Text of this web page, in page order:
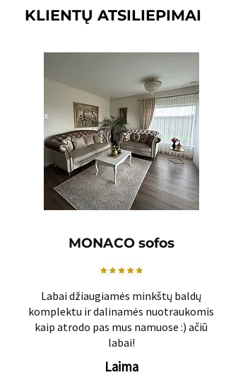
KLIENTŲ ATSILIEPIMAI
MONACO sofos
Labai džiaugiamės minkštų baldų
komplektu ir dalinamės nuotraukomis
kaip atrodo pas mus namuose :) ačiū
labai!
Laima